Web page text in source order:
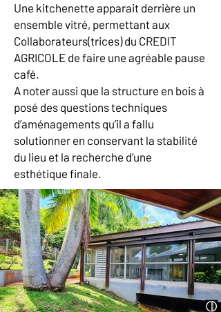
Une kitchenette apparait derrière un
ensemble vitré, permettant aux
Collaborateurs(trices) du CREDIT
AGRICOLE de faire une agréable pause
café.
A noter aussi que la structure en bois à
posé des questions techniques
d’aménagements qu’il a fallu
solutionner en conservant la stabilité
du lieu et la recherche d’une
esthétique finale.